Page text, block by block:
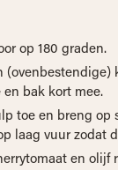
op 180 graden.
en bak kort mee.
toe en breng op
laag vuur zodat
en